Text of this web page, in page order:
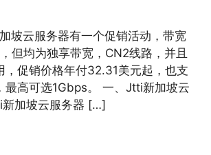
坡云服务器有一个促销活动，带宽
但均为独享带宽，CN2线路，并且
，促销价格年付32.31美元起，也支
最高可选1Gbps。 一、Jtti新加坡云
新加坡云服务器 […]